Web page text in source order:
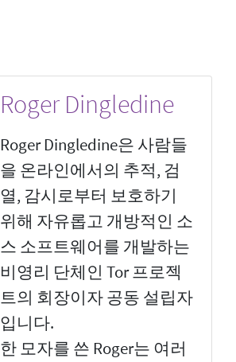
Roger Dingledine
Roger Dingledine은 사람들
을 온라인에서의 추적, 검
열, 감시로부터 보호하기
위해 자유롭고 개방적인 소
스 소프트웨어를 개발하는
비영리 단체인 Tor 프로젝
트의 회장이자 공동 설립자
입니다.
한 모자를 쓴 Roger는 여러